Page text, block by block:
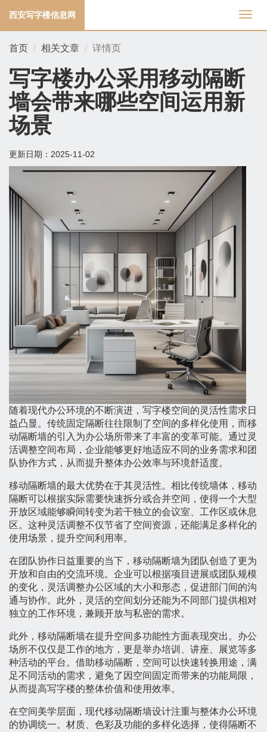
切
换
西安写字楼信息网
首页 相关文章 详情页
写字楼办公采用移动隔断
墙会带来哪些空间运用新
场景
更新日期： 2025-11-02
随着现代办公环境的不断演进，写字楼空间的灵活性需求日
益凸显。传统固定隔断往往限制了空间的多样化使用，而移
动隔断墙的引入为办公场所带来了丰富的变革可能。通过灵
活调整空间布局，企业能够更好地适应不同的业务需求和团
队协作方式，从而提升整体办公效率与环境舒适度。
移动隔断墙的最大优势在于其灵活性。相比传统墙体，移动
隔断可以根据实际需要快速拆分或合并空间，使得一个大型
开放区域能够瞬间转变为若干独立的会议室、工作区或休息
区。这种灵活调整不仅节省了空间资源，还能满足多样化的
使用场景，提升空间利用率。
在团队协作日益重要的当下，移动隔断墙为团队创造了更为
开放和自由的交流环境。企业可以根据项目进展或团队规模
的变化，灵活调整办公区域的大小和形态，促进部门间的沟
通与协作。此外，灵活的空间划分还能为不同部门提供相对
独立的工作环境，兼顾开放与私密的需求。
此外，移动隔断墙在提升空间多功能性方面表现突出。办公
场所不仅仅是工作的地方，更是举办培训、讲座、展览等多
种活动的平台。借助移动隔断，空间可以快速转换用途，满
足不同活动的需求，避免了因空间固定而带来的功能局限，
从而提高写字楼的整体价值和使用效率。
在空间美学层面，现代移动隔断墙设计注重与整体办公环境
的协调统一。材质、色彩及功能的多样化选择，使得隔断不